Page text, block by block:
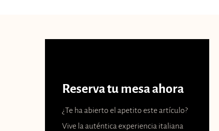
Reserva tu mesa ahora
¿Te ha abierto el apetito este artículo?
Vive la auténtica experiencia italiana